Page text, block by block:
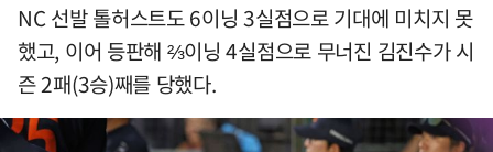
NC 선발 톨허스트도 6이닝 3실점으로 기대에 미치지 못
했고, 이어 등판해 ⅔이닝 4실점으로 무너진 김진수가 시
즌 2패(3승)째를 당했다.